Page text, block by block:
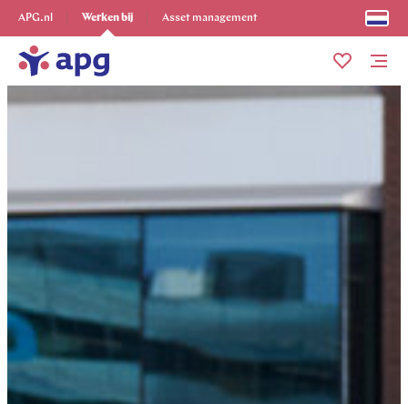
APG.nl Werken bij Asset management
Ontdek alles